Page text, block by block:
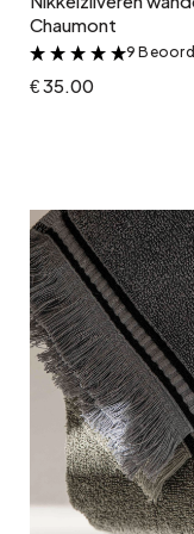
Chaumont
&
9
€ 35.00